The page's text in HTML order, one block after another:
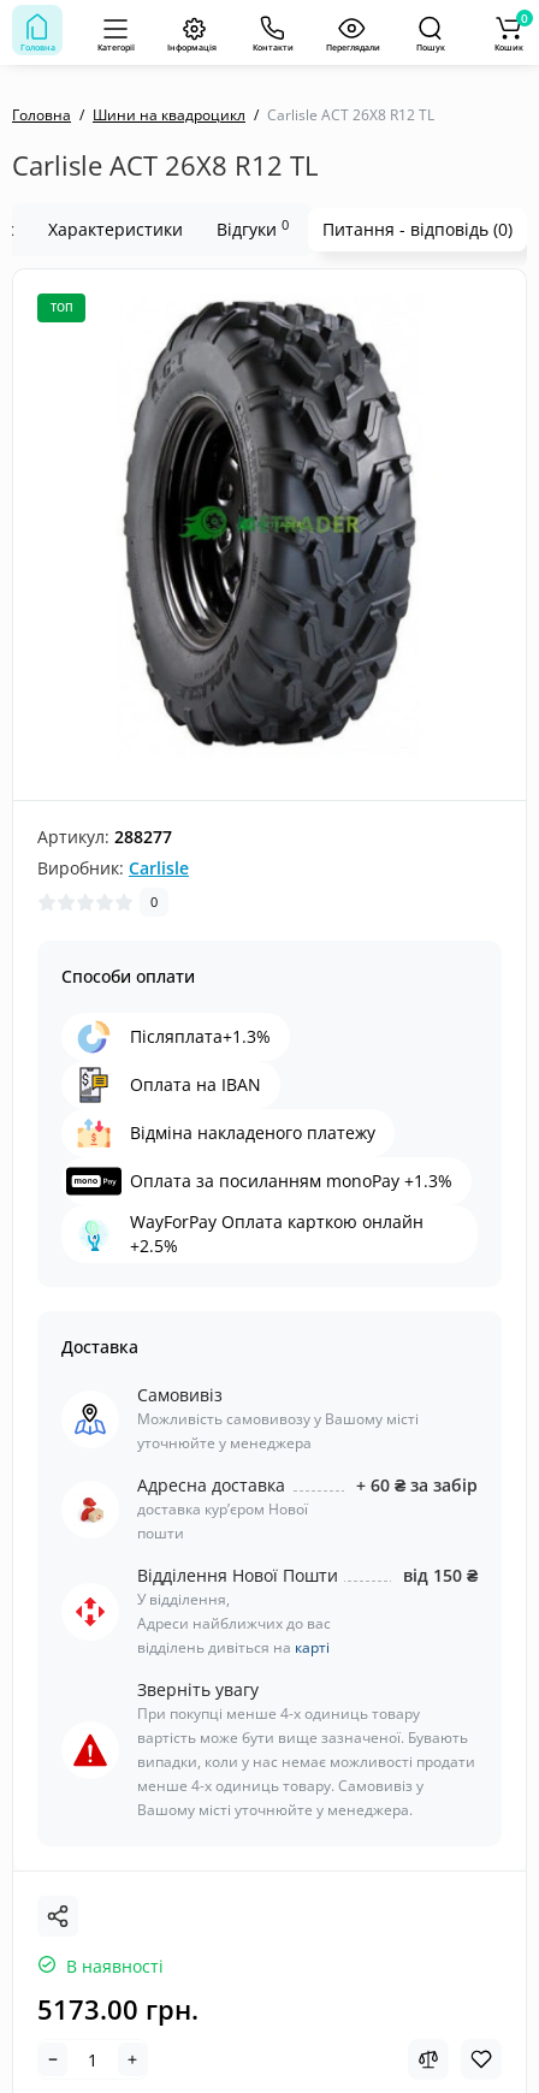
Головна Категорії Інформація Контакти Переглядали Пошук Кошик
0
Головна Шини на квадроцикл Carlisle ACT 26X8 R12 TL
Carlisle ACT 26X8 R12 TL
Характеристики Відгуки 0 Питання - відповідь (0)
ТОП
Артикул: 288277
Виробник: Carlisle
0
Способи оплати
Післяплата+1.3%
Оплата на IBAN
Відміна накладеного платежу
Оплата за посиланням monoPay +1.3%
WayForPay Оплата карткою онлайн
+2.5%
Доставка
Самовивіз
Можливість самовивозу у Вашому місті
уточнюйте у менеджера
Адресна доставка
доставка курʼєром Нової
пошти
+ 60 ₴ за забір
Відділення Нової Пошти
У відділення,
Адреси найближчих до вас
відділень дивіться на карті
від 150 ₴
Зверніть увагу
При покупці менше 4-х одиниць товару
вартість може бути вище зазначеної. Бувають
випадки, коли у нас немає можливості продати
менше 4-х одиниць товару. Самовивіз у
Вашому місті уточнюйте у менеджера.
В наявності
5173.00 грн.